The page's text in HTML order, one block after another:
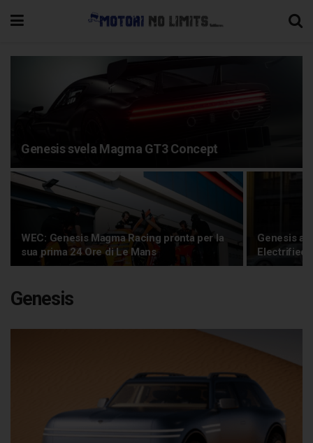
Genesis svela Magma GT3 Concept
WEC: Genesis Magma Racing pronta per la
sua prima 24 Ore di Le Mans
Genesis
Electrified
Genesis